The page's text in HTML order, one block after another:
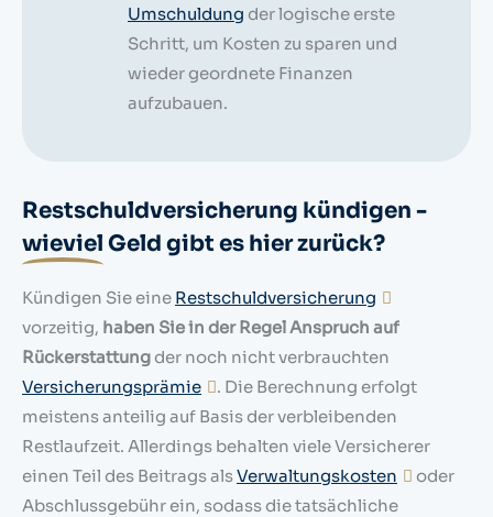
Umschuldung der logische erste
Schritt, um Kosten zu sparen und
wieder geordnete Finanzen
aufzubauen.
Restschuldversicherung kündigen -
wieviel Geld gibt es hier zurück?
Kündigen Sie eine Restschuldversicherung
vorzeitig, haben Sie in der Regel Anspruch auf
Rückerstattung der noch nicht verbrauchten
Versicherungsprämie
. Die Berechnung erfolgt
meistens anteilig auf Basis der verbleibenden
Restlaufzeit. Allerdings behalten viele Versicherer
einen Teil des Beitrags alsVerwaltungskosten
oder
Abschlussgebühr ein, sodass die tatsächliche